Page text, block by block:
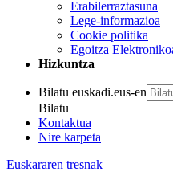
Erabilerraztasuna
Lege-informazioa
Cookie politika
Egoitza
Hizkuntza
Bilatu euskadi.eus-en
Bilatu
Kontaktua
Nire karpeta
Euskararen tresnak